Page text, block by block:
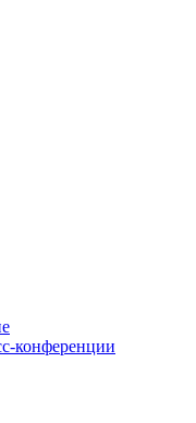
конференции